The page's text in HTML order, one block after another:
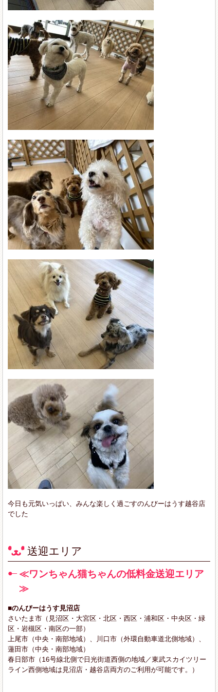
今日も元気いっぱい、みんな楽しく過ごすのんびーはうす越谷店
でした
送迎エリア
≪ワンちゃん猫ちゃんの低料金送迎エリア
≫
■のんびーはうす見沼店
さいたま市（見沼区・大宮区・北区・西区・浦和区・中央区・緑
区・岩槻区・南区の一部）
上尾市（中央・南部地域）、川口市（外環自動車道北側地域）、
蓮田市（中央・南部地域）
春日部市（16号線北側で日光街道西側の地域／東武スカイツリー
ライン西側地域は見沼店・越谷店両方のご利用が可能です。）